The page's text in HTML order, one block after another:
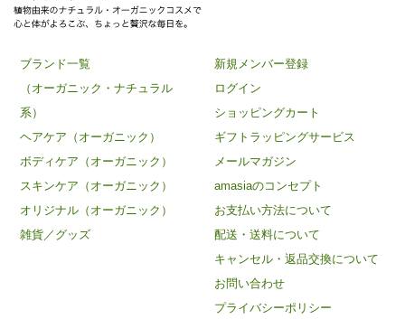
ブランド一覧
（オーガニック・ナチュラル
系）
ヘアケア（オーガニック）
ボディケア（オーガニック）
スキンケア（オーガニック）
オリジナル（オーガニック）
雑貨／グッズ
新規メンバー登録
ログイン
ショッピングカート
ギフトラッピングサービス
メールマガジン
amasiaのコンセプト
お支払い方法について
配送・送料について
キャンセル・返品交換について
お問い合わせ
プライバシーポリシー